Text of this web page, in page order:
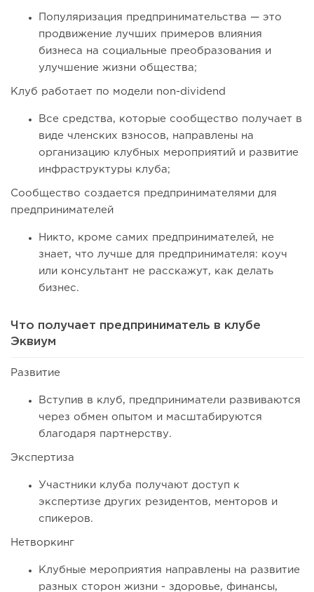
Популяризация предпринимательства — это
продвижение лучших примеров влияния
бизнеса на социальные преобразования и
улучшение жизни общества;
Клуб работает по модели non-dividend
Все средства, которые сообщество получает в
виде членских взносов, направлены на
организацию клубных мероприятий и развитие
инфраструктуры клуба;
Сообщество создается предпринимателями для
предпринимателей
Никто, кроме самих предпринимателей, не
знает, что лучше для предпринимателя: коуч
или консультант не расскажут, как делать
бизнес.
Что получает предприниматель в клубе
Эквиум
Развитие
Вступив в клуб, предприниматели развиваются
через обмен опытом и масштабируются
благодаря партнерству.
Экспертиза
Участники клуба получают доступ к
экспертизе других резидентов, менторов и
спикеров.
Нетворкинг
Клубные мероприятия направлены на развитие
разных сторон жизни - здоровье, финансы,